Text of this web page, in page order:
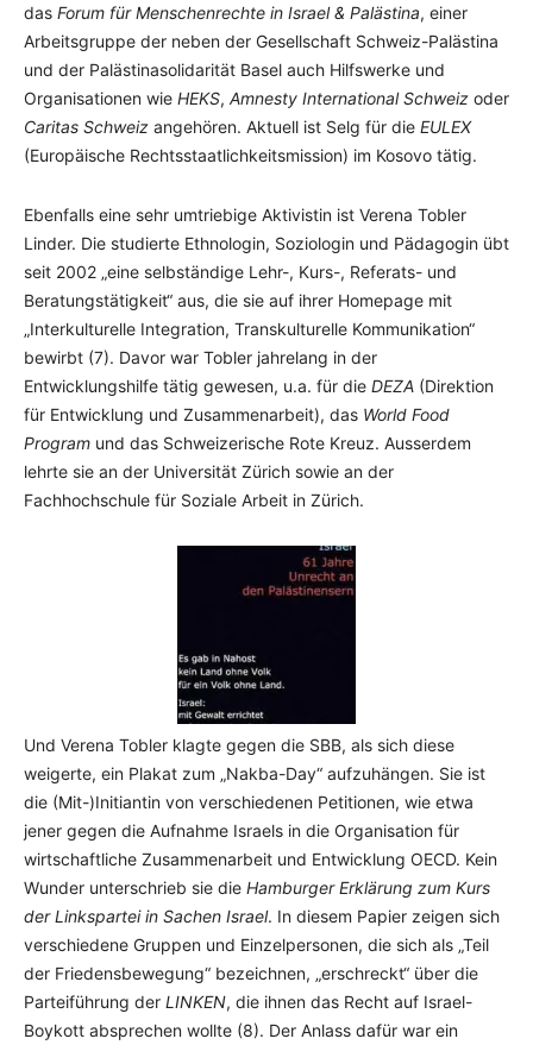
das Forum für Menschenrechte in Israel & Palästina, einer
Arbeitsgruppe der neben der Gesellschaft Schweiz-Palästina
und der Palästinasolidarität Basel auch Hilfswerke und
Organisationen wie HEKS, Amnesty International Schweiz oder
Caritas Schweiz angehören. Aktuell ist Selg für die EULEX
(Europäische Rechtsstaatlichkeitsmission) im Kosovo tätig.
Ebenfalls eine sehr umtriebige Aktivistin ist Verena Tobler
Linder. Die studierte Ethnologin, Soziologin und Pädagogin übt
seit 2002 „eine selbständige Lehr-, Kurs-, Referats- und
Beratungstätigkeit“ aus, die sie auf ihrer Homepage mit
„Interkulturelle Integration, Transkulturelle Kommunikation“
bewirbt (7). Davor war Tobler jahrelang in der
Entwicklungshilfe tätig gewesen, u.a. für die DEZA (Direktion
für Entwicklung und Zusammenarbeit), das World Food
Program und das Schweizerische Rote Kreuz. Ausserdem
lehrte sie an der Universität Zürich sowie an der
Fachhochschule für Soziale Arbeit in Zürich.
Und Verena Tobler klagte gegen die SBB, als sich diese
weigerte, ein Plakat zum „Nakba-Day“ aufzuhängen. Sie ist
die (Mit-)Initiantin von verschiedenen Petitionen, wie etwa
jener gegen die Aufnahme Israels in die Organisation für
wirtschaftliche Zusammenarbeit und Entwicklung OECD. Kein
Wunder unterschrieb sie die Hamburger Erklärung zum Kurs
der Linkspartei in Sachen Israel. In diesem Papier zeigen sich
verschiedene Gruppen und Einzelpersonen, die sich als „Teil
der Friedensbewegung“ bezeichnen, „erschreckt“ über die
Parteiführung der LINKEN, die ihnen das Recht auf Israel-
Boykott absprechen wollte (8). Der Anlass dafür war ein